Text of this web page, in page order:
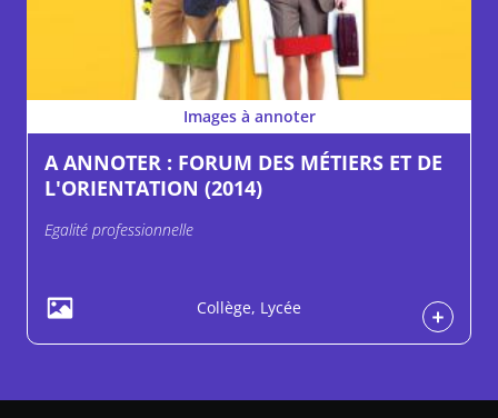
Images à annoter
A ANNOTER : FORUM DES MÉTIERS ET DE
L'ORIENTATION (2014)
Egalité professionnelle
Collège, Lycée